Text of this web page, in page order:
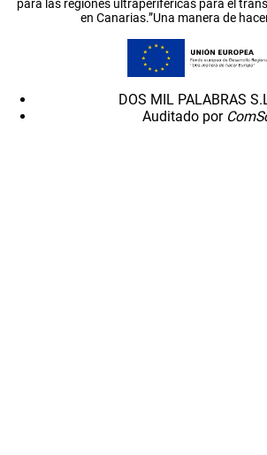
para las regiones ultraperiféricas para el
en Canarias.”Una manera de
DOS MIL PALABRAS
Auditado por